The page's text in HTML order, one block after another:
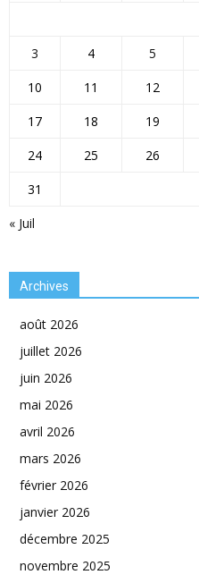
« Juil
3
4 5
10
11 12
17
18 19
24
25 26
31
Archives
août 2026
juillet 2026
juin 2026
mai 2026
avril 2026
mars 2026
février 2026
janvier 2026
décembre 2025
novembre 2025